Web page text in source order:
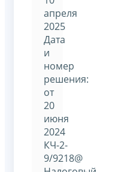
апреля
2025
Дата
и
номер
решения:
от
20
июня
2024
КЧ-2-
9/9218@